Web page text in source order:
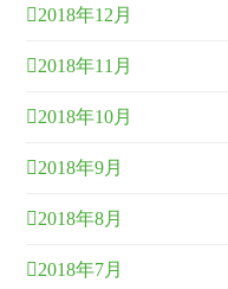
2018年12月
2018年11月
2018年10月
2018年9月
2018年8月
2018年7月